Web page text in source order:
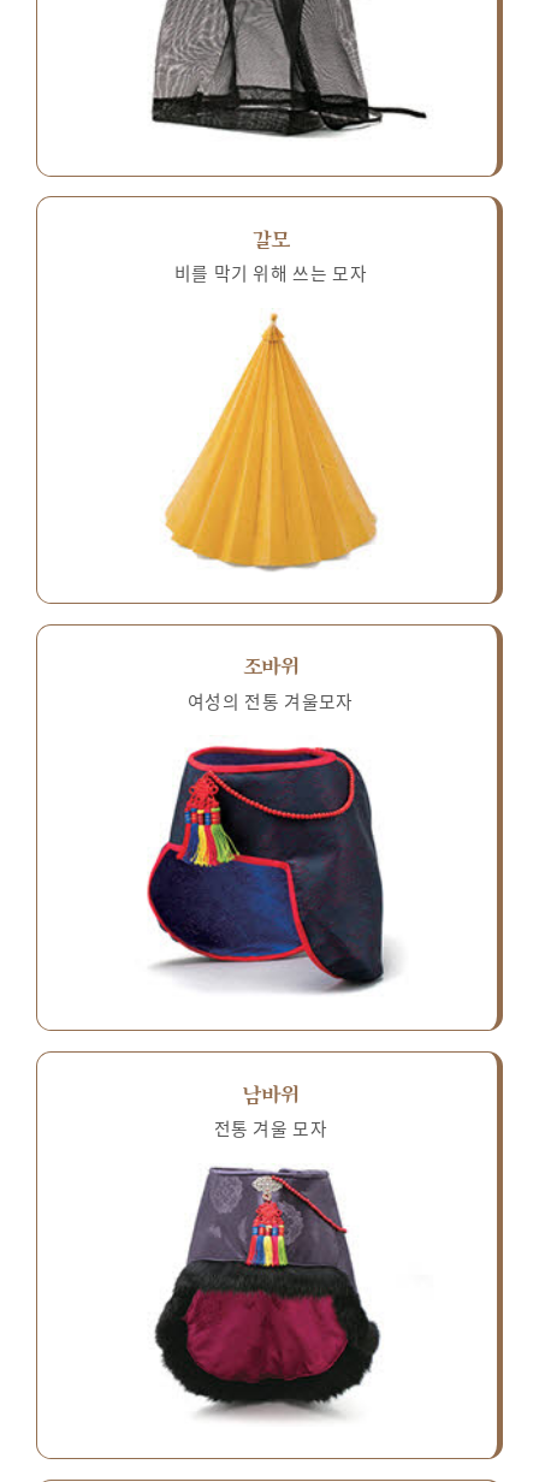
갈모
비를 막기 위해 쓰는 모자
조바위
여성의 전통 겨울모자
남바위
전통 겨울 모자